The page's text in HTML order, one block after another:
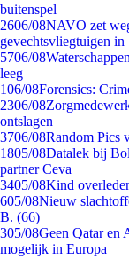
buitenspel
2606/08NAVO zet
gevechtsvliegtuigen in
5706/08
leeg
106/08Forensics:
2306/08
ontslagen
3706/08Random Pics
1805/08Datalek bij
partner Ceva
3405/08Kind
605/08Nieuw
B. (66)
305/08Geen Qatar en
mogelijk in Europa